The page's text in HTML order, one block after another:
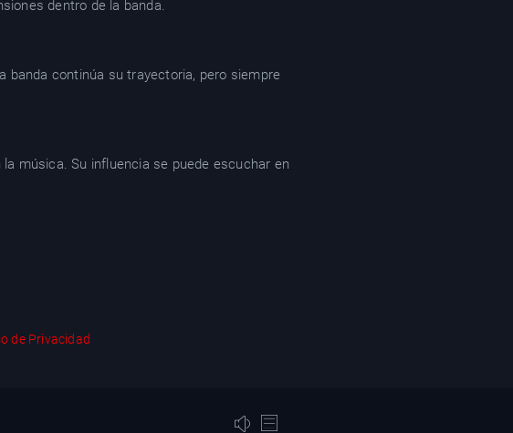
dentro de la banda.
banda continúa su trayectoria, pero siempre
música. Su influencia se puede escuchar en
de Privacidad